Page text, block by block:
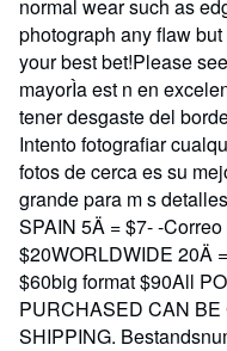
normal wear such as
photograph any flaw
your best bet!Please
mayorÌa est n en
tener desgaste del
Intento fotografiar
fotos de cerca es su
grande para m s
SPAIN 5Ä = $7- -
$20WORLDWIDE 20Ä
$60big format $90All
PURCHASED CAN BE
SHIPPING.